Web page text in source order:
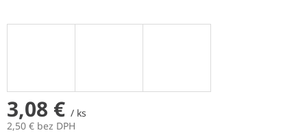
3,08 € / ks
2,50 € bez DPH